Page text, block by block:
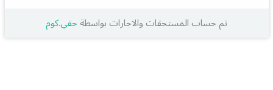
تم حساب المستحقات والاجارات بواسطةحقي.كوم